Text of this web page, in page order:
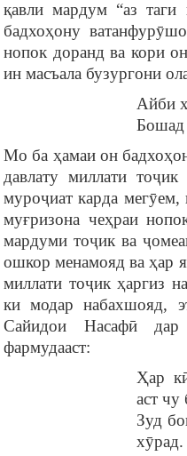
қавли мардум “аз
бадхоҳону
нопок доранд ва кори
ин масъала бузургони
Айби
Бошад
Мо ба ҳамаи он
давлату миллати
муроҷиат карда
муғризона чеҳраи
мардуми тоҷик ва
ошкор менамояд ва ҳар
миллати тоҷик ҳаргиз
ки модар набахшояд,
Сайидои Насафӣ
фармудааст:
Ҳар
аст чу
Зуд
хӯрад.